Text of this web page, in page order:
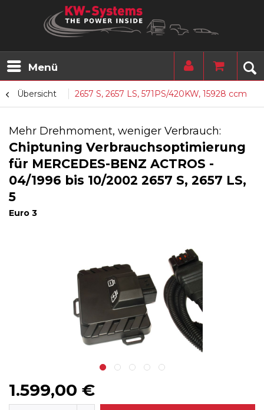
Menü
Übersicht 2657 S, 2657 LS, 571PS/420KW, 15928 ccm
Mehr Drehmoment, weniger Verbrauch:
Chiptuning Verbrauchsoptimierung
für MERCEDES-BENZ ACTROS -
04/1996 bis 10/2002 2657 S, 2657 LS,
5
Euro 3
1.599,00 €